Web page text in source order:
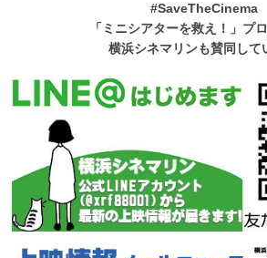
#SaveTheCinema
「ミニシアターを救え！」プ
横浜シネマリンも賛同して